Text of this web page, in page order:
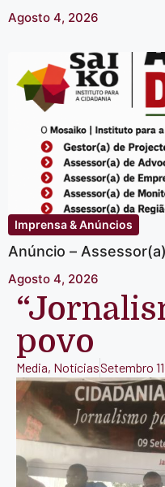
Agosto 4, 2026
Imprensa & Anúncios
Anúncio –
Agosto 4, 2026
povo
Media, NotíciasSetembro